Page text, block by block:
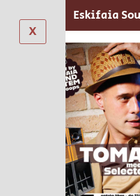
X
Eskifaia